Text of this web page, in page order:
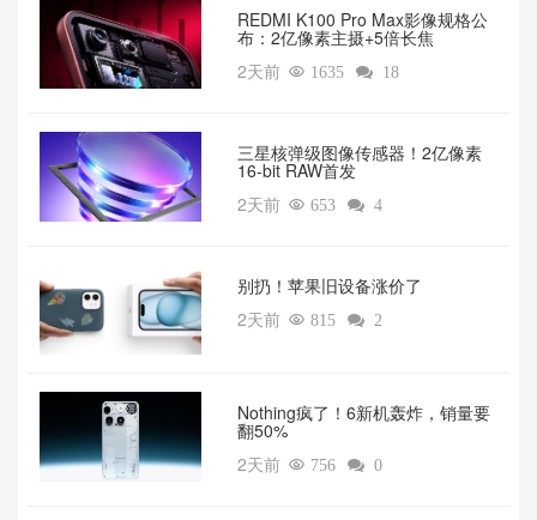
REDMI K100 Pro Max影像规格公
布：2亿像素主摄+5倍长焦
2天前  1635  18
三星核弹级图像传感器！2亿像素
16-bit RAW首发
2天前  653  4
别扔！苹果旧设备涨价了‌
2天前  815  2
‌Nothing疯了！6新机轰炸，销量要
翻50%‌
2天前  756  0